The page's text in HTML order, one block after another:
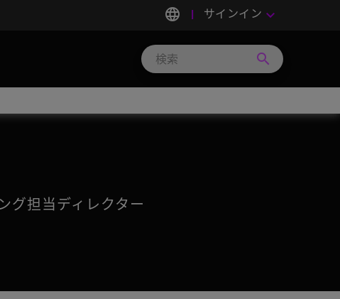
language サインイン keyboard_arrow_down
search
グ担当ディレクター